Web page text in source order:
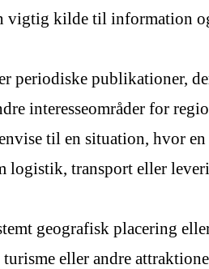
vigtig kilde til information
periodiske publikationer,
interesseområder for
til en situation, hvor en
transport eller
geografisk placering
eller andre